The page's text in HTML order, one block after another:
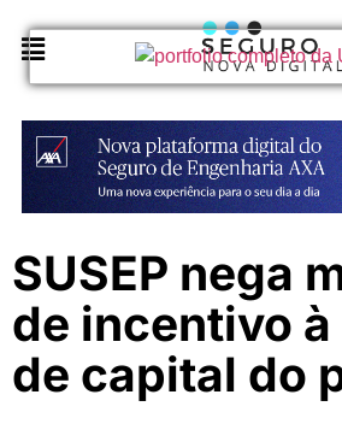
SUSEP nega
de incentivo
de capital do